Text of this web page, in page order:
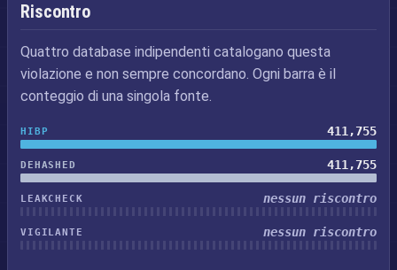
Riscontro
Quattro database indipendenti catalogano questa
violazione e non sempre concordano. Ogni barra è il
conteggio di una singola fonte.
HIBP 411,755
DEHASHED 411,755
LEAKCHECK nessun riscontro
VIGILANTE nessun riscontro